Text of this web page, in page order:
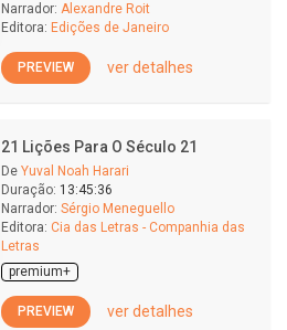
Narrador: Alexandre Roit
Editora: Edições de Janeiro
PREVIEW ver detalhes
21 Lições Para O Século 21
De Yuval Noah Harari
Duração: 13:45:36
Narrador: Sérgio Meneguello
Editora: Cia das Letras - Companhia das
Letras
premium+
PREVIEW ver detalhes